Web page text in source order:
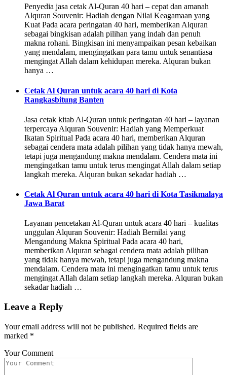
Penyedia jasa cetak Al-Quran 40 hari – cepat dan amanah
Alquran Souvenir: Hadiah dengan Nilai Keagamaan yang
Kuat Pada acara peringatan 40 hari, memberikan Alquran
sebagai bingkisan adalah pilihan yang indah dan penuh
makna rohani. Bingkisan ini menyampaikan pesan kebaikan
yang mendalam, mengingatkan para tamu untuk senantiasa
mengingat Allah dalam kehidupan mereka. Alquran bukan
hanya …
Cetak Al Quran untuk acara 40 hari di Kota
Rangkasbitung Banten
Jasa cetak kitab Al-Quran untuk peringatan 40 hari – layanan
terpercaya Alquran Souvenir: Hadiah yang Memperkuat
Ikatan Spiritual Pada acara 40 hari, memberikan Alquran
sebagai cendera mata adalah pilihan yang tidak hanya mewah,
tetapi juga mengandung makna mendalam. Cendera mata ini
mengingatkan tamu untuk terus mengingat Allah dalam setiap
langkah mereka. Alquran bukan sekadar hadiah …
Cetak Al Quran untuk acara 40 hari di Kota Tasikmalaya
Jawa Barat
Layanan pencetakan Al-Quran untuk acara 40 hari – kualitas
unggulan Alquran Souvenir: Hadiah Bernilai yang
Mengandung Makna Spiritual Pada acara 40 hari,
memberikan Alquran sebagai cendera mata adalah pilihan
yang tidak hanya mewah, tetapi juga mengandung makna
mendalam. Cendera mata ini mengingatkan tamu untuk terus
mengingat Allah dalam setiap langkah mereka. Alquran bukan
sekadar hadiah …
Leave a Reply
Your email address will not be published. Required fields are
marked *
Your Comment